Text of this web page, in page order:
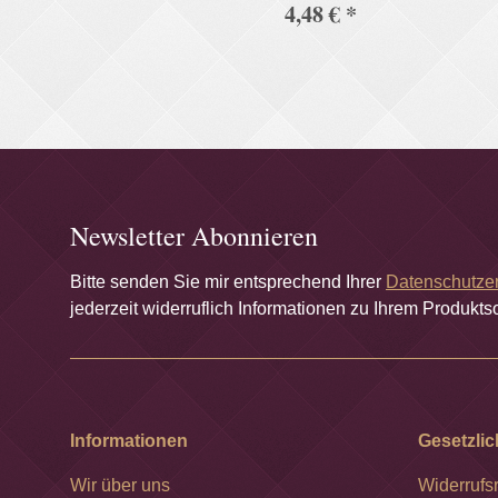
100 cm Design BAO
4,48 € *
Newsletter Abonnieren
Bitte senden Sie mir entsprechend Ihrer
jederzeit widerruflich Informationen zu Ihrem
Informationen
Wir über uns